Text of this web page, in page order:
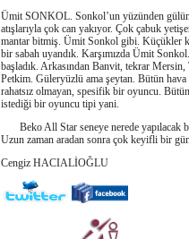
Ümit SONKOL. Sonkol’un yüzünden
atışlarıyla çok can yakıyor. Çok çabuk
mantar bitmiş. Ümit Sonkol gibi. Küçükler
bir sabah uyandık. Karşımızda Ümit
başladık. Arkasından Banvit, tekrar
Petkim. Güleryüzlü ama şeytan. Bütün hava
rahatsız olmayan, spesifik bir oyuncu.
istediği bir oyuncu tipi yani.
Beko All Star seneye nerede yapılacak
Uzun zaman aradan sonra çok keyifli bir
Cengiz HACIALİOĞLU